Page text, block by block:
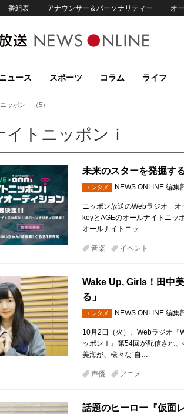
番組表 アナウンサー＆パーソナリティー オ
ニュース スポーツ コラム ライフ
ッポンｉ（5）
イトニッポンｉ
未来のスターを発掘す
エンタメ NEWS ONLINE 編集
ニッポン放送のWebラジオ「
keyとAGEのオールナイトニッ
オールナイトニッ…
音楽 イベント
Wake Up, Girls！田中
る」
エンタメ NEWS ONLINE 編集
10月2日（火）、Webラジオ『
ッポンｉ』第54回が配信され
美海が、様々な“自…
声優 アニメ
話題のヒーロー『仮面